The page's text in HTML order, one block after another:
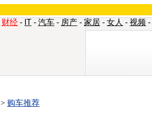
财经 - IT - 汽车 - 房产 - 家居 - 女人 - 视频 -
> 购车推荐